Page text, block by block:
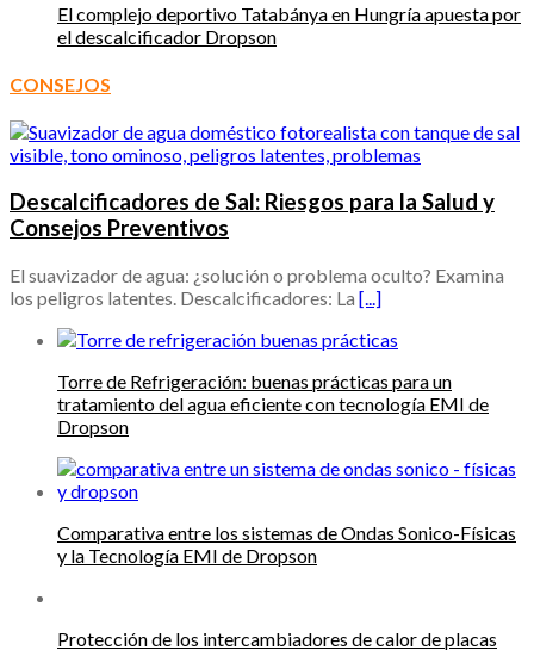
El complejo deportivo Tatabánya en Hungría apuesta por
el descalcificador Dropson
CONSEJOS
Descalcificadores de Sal: Riesgos para la Salud y
Consejos Preventivos
El suavizador de agua: ¿solución o problema oculto? Examina
los peligros latentes. Descalcificadores: La [...]
Torre de Refrigeración: buenas prácticas para un
tratamiento del agua eficiente con tecnología EMI de
Dropson
Comparativa entre los sistemas de Ondas Sonico-Físicas
y la Tecnología EMI de Dropson
Protección de los intercambiadores de calor de placas